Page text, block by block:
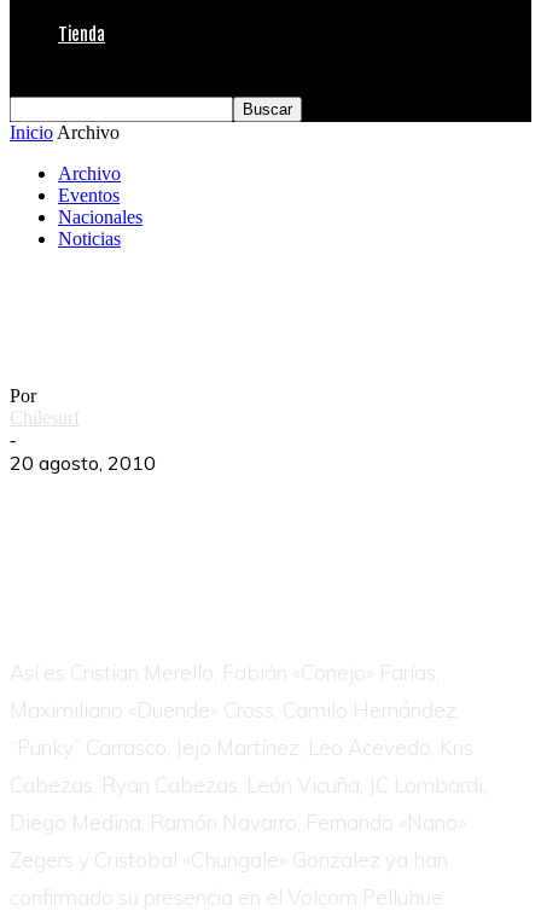
Tienda
Inicio Archivo
Archivo
Eventos
Nacionales
Noticias
Por
Chilesurf
-
20 agosto, 2010
Así es Cristian Merello, Fabián «Conejo» Farías,
Maximiliano «Duende» Cross, Camilo Hernández,
“Punky” Carrasco, Jejo Martínez, Leo Acevedo, Kris
Cabezas, Ryan Cabezas, León Vicuña, JC Lombardi,
Diego Medina, Ramón Navarro, Fernando «Nano»
Zegers y Cristobal «Chungale» Gonzalez ya han
confirmado su presencia en el Volcom Pelluhue